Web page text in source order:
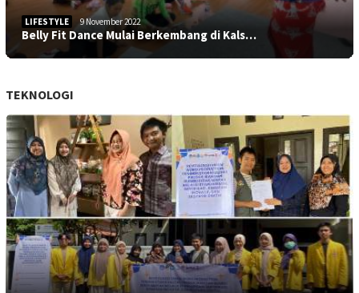
LIFESTYLE 9 November 2022
Belly Fit Dance Mulai Berkembang di Kals…
TEKNOLOGI